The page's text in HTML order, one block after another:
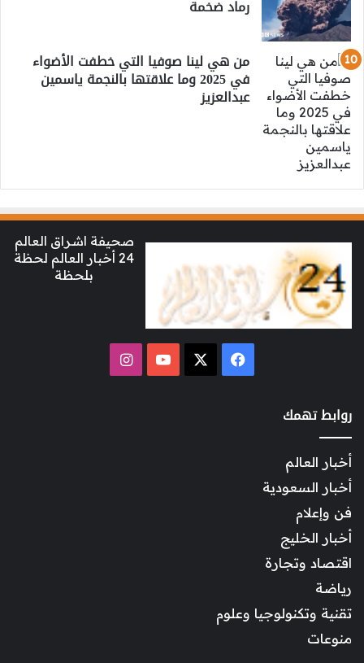
رماد ضخمة
من هي لينا صوفيا التي خطفت الأضواء
في 2025 وما علاقتها بالنجمة ياسمين
عبدالعزيز
صحيفة اشراق العالم
24 أخبار العالم لحظة
بلحظة
فيسبوك ‫YouTubeانستقرام
روابط تهمك
أخبار العالم
أخبار السعودية
فن وإعلام
أخبار الخليج
اقتصاد وتجارة
رياضة
تقنية وتكنولوجيا وعلوم
منوعات